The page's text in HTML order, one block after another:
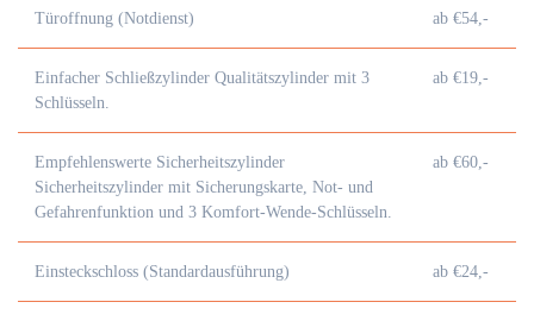
Türoffnung (Notdienst) ab €54,-
Einfacher Schließzylinder Qualitätszylinder mit 3
Schlüsseln.
ab €19,-
Empfehlenswerte Sicherheitszylinder
Sicherheitszylinder mit Sicherungskarte, Not- und
Gefahrenfunktion und 3 Komfort-Wende-Schlüsseln.
ab €60,-
Einsteckschloss (Standardausführung) ab €24,-